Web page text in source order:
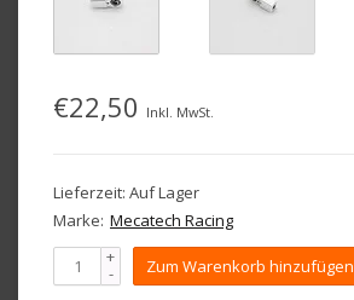
€22,50 Inkl. MwSt.
Lieferzeit: Auf Lager
Marke: Mecatech Racing
+
- Zum Warenkorb hinzufügen